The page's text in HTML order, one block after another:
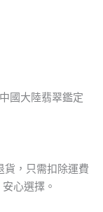
國大陸翡翠鑑定
貨，只需扣除運費
心選擇。